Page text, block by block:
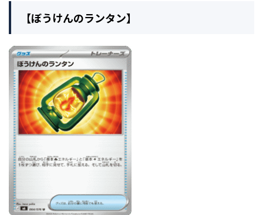
【ぼうけんのランタン】